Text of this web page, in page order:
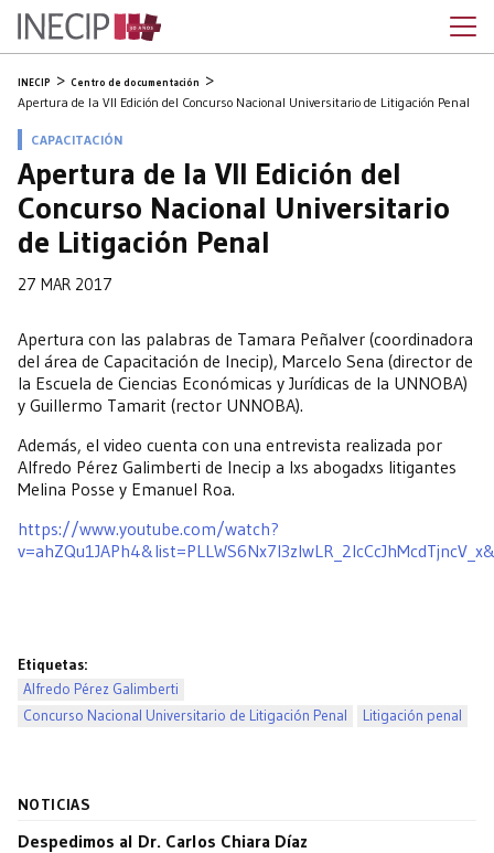
INECIP Centro de documentación
Apertura de la VII Edición del Concurso Nacional Universitario de Litigación Penal
CAPACITACIÓN
Apertura de la VII Edición del
Concurso Nacional Universitario
de Litigación Penal
27 MAR 2017
Apertura con las palabras de Tamara Peñalver (coordinadora
del área de Capacitación de Inecip), Marcelo Sena (director de
la Escuela de Ciencias Económicas y Jurídicas de la UNNOBA)
y Guillermo Tamarit (rector UNNOBA).
Además, el video cuenta con una entrevista realizada por
Alfredo Pérez Galimberti de Inecip a lxs abogadxs litigantes
Melina Posse y Emanuel Roa.
https://www.youtube.com/watch?
Etiquetas:
Alfredo Pérez Galimberti
Concurso Nacional Universitario de Litigación Penal
Litigación penal
NOTICIAS
Despedimos al Dr. Carlos Chiara Díaz